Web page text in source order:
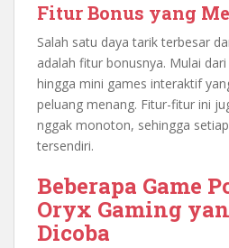
Fitur Bonus yang
Salah satu daya tarik terbesar
adalah fitur bonusnya. Mulai
hingga mini games interaktif
peluang menang. Fitur-fitur ini
nggak monoton, sehingga
tersendiri.
Beberapa Game
Oryx Gaming
Dicoba